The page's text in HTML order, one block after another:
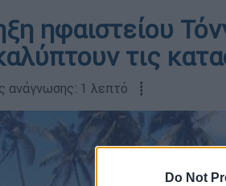
Do Not
ηφαιστείου
τις
ανάγνωσης: 1 λεπτό ┋